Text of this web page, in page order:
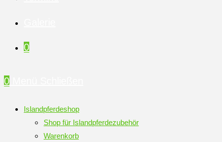
0
0
Islandpferdeshop
Shop für Islandpferdezubehör
Warenkorb